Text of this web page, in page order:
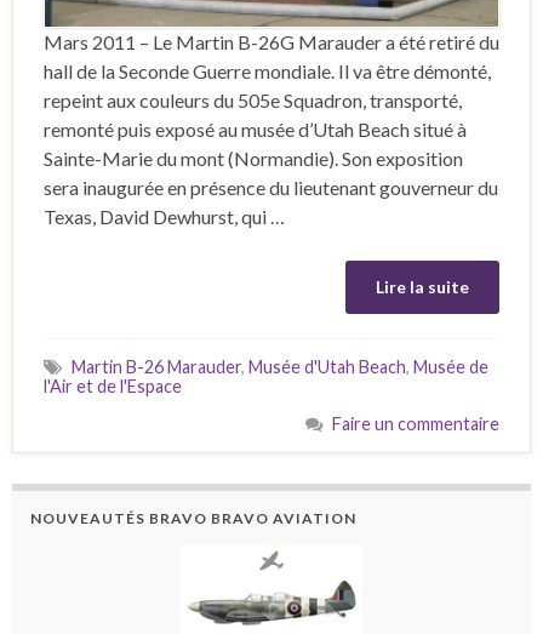
Mars 2011 – Le Martin B-26G Marauder a été retiré du
hall de la Seconde Guerre mondiale. Il va être démonté,
repeint aux couleurs du 505e Squadron, transporté,
remonté puis exposé au musée d’Utah Beach situé à
Sainte-Marie du mont (Normandie). Son exposition
sera inaugurée en présence du lieutenant gouverneur du
Texas, David Dewhurst, qui …
Lire la suite
Martin B-26 Marauder, Musée d'Utah Beach, Musée de
l'Air et de l'Espace
Faire un commentaire
NOUVEAUTÉS BRAVO BRAVO AVIATION